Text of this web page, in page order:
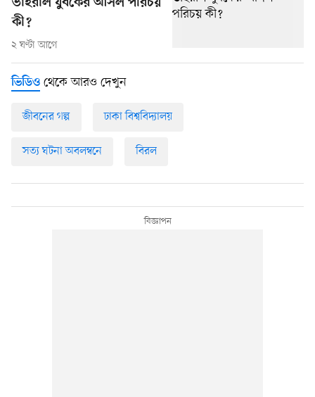
ভাইরাল যুবকের আসল পরিচয়
কী?
২ ঘণ্টা আগে
ভিডিও থেকে আরও দেখুন
জীবনের গল্প ঢাকা বিশ্ববিদ্যালয়
সত্য ঘটনা অবলম্বনে বিরল